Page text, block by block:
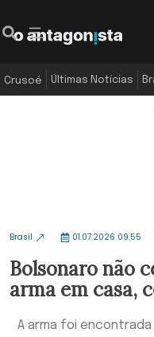
Crusoé Últimas Notícias
Brasil 01.07.2026 09:55
Bolsonaro não
arma em casa,
A arma foi